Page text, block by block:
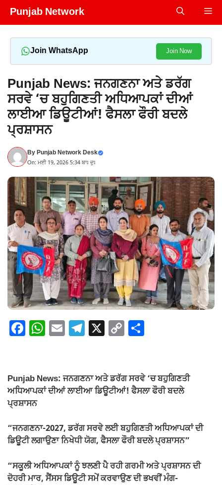
Skip
Punjab Network
Join WhatsApp Join Now
Punjab News: ਜਨਗਣਨਾ ਅਤੇ ਡਰੱਗ
ਸਰਵੇ ‘ਚ ਬਹੁਗਿਣਤੀ ਅਧਿਆਪਕਾਂ ਦੀਆਂ
ਲਾਈਆ ਡਿਊਟੀਆਂ! ਫੈਸਲਾ ਫੌਰੀ ਬਦਲੇ
ਪ੍ਰਸ਼ਾਸਨ
ByPunjab Network Desk
On: ਮਈ 19, 2026 5:34 ਬਾਃ ਦੁਃ
F
e
b
o
o
k
W
s
A
p
E T
gr
a
X C
y
Li
k
e
Punjab News: ਜਨਗਣਨਾ ਅਤੇ ਡਰੱਗ ਸਰਵੇ ‘ਚ ਬਹੁਗਿਣਤੀ
ਅਧਿਆਪਕਾਂ ਦੀਆਂ ਲਾਈਆ ਡਿਊਟੀਆਂ! ਫੈਸਲਾ ਫੌਰੀ ਬਦਲੇ
ਪ੍ਰਸ਼ਾਸਨ
“ਜਨਗਣਨਾ-2027, ਡਰੱਗ ਸਰਵੇ ਲਈ ਬਹੁਗਿਣਤੀ ਅਧਿਆਪਕਾਂ ਦੀ
ਡਿਊਟੀ ਲਗਾਉਣਾ ਨਿਖੇਧੀ ਯੋਗ, ਫੈਸਲਾ ਫੌਰੀ ਬਦਲੇ ਪ੍ਰਸ਼ਾਸਨ”
“ਸਕੂਲੀ ਅਧਿਆਪਕਾਂ ਨੂੰ ਝਲਣੀ ਪੈ ਰਹੀ ਗਰਮੀ ਅਤੇ ਪ੍ਰਸ਼ਾਸਨ ਦੀ
ਦੋਹਰੀ ਮਾਰ, ਸੈਂਸਸ ਡਿਊਟੀ ਸਮੇਂ ਕਰਵਾਉਣ ਦੀ ਭਖਵੀਂ ਮੰਗ-